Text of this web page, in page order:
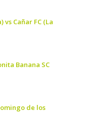
Cañar FC (La
Banana SC
de los